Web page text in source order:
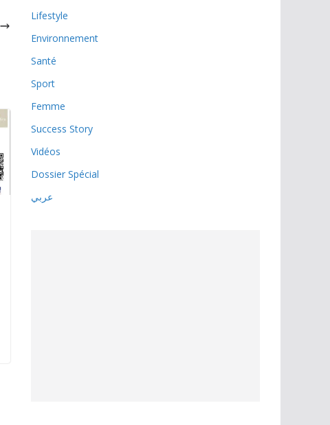
Lifestyle
Environnement
Santé
Sport
Femme
Success Story
Vidéos
Dossier Spécial
عربي